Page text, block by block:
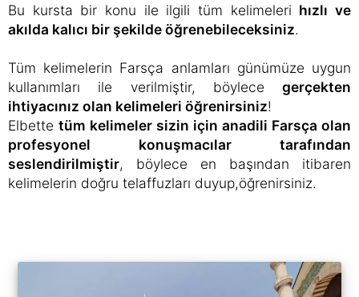
Bu kursta bir konu ile ilgili tüm kelimeleri hızlı ve
akılda kalıcı bir şekilde öğrenebileceksiniz.
Tüm kelimelerin Farsça anlamları günümüze uygun
kullanımları ile verilmiştir, böylece gerçekten
ihtiyacınız olan kelimeleri öğrenirsiniz!
Elbette tüm kelimeler sizin için anadili Farsça olan
profesyonel konuşmacılar tarafından
seslendirilmiştir, böylece en başından itibaren
kelimelerin doğru telaffuzları duyup,öğrenirsiniz.